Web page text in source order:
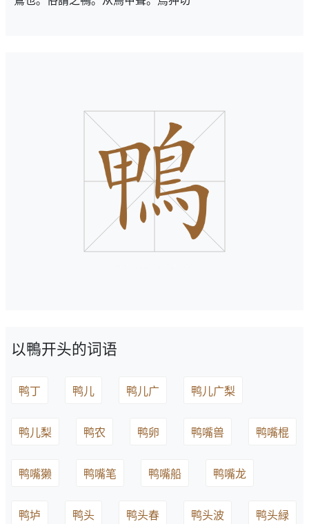
以鴨开头的词语
鸭丁 鸭儿 鸭儿广 鸭儿广梨
鸭儿梨 鸭农 鸭卵 鸭嘴兽 鸭嘴棍
鸭嘴獭 鸭嘴笔 鸭嘴船 鸭嘴龙
鸭垆 鸭头 鸭头春 鸭头波 鸭头緑